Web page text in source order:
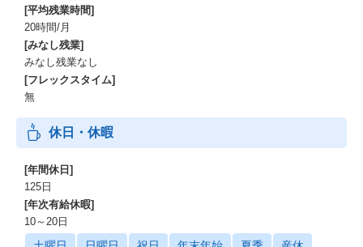
[平均残業時間]
20時間/月
[みなし残業]
みなし残業なし
[フレックスタイム]
無
休日・休暇
[年間休日]
125日
[年次有給休暇]
10～20日